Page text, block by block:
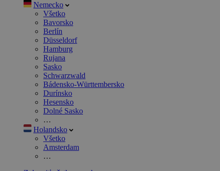
Nemecko
Všetko
Bavorsko
Berlín
Düsseldorf
Hamburg
Rujana
Sasko
Schwarzwald
Bádensko-Württembersko
Durínsko
Hesensko
Dolné Sasko
…
Holandsko
Všetko
Amsterdam
…